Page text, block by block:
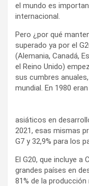
el mundo es
internacional.
Pero ¿por qué
superado ya por el
(Alemania, Canadá,
el Reino Unido)
sus cumbres
mundial. En 1980
asiáticos en
2021, esas mismas
G7 y 32,9% para los
El G20, que incluye a
grandes países en
81% de la